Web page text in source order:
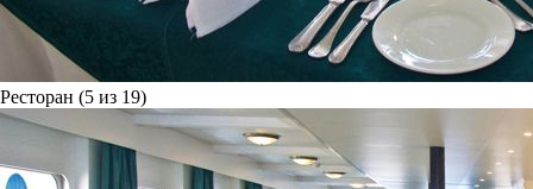
Ресторан (5 из 19)